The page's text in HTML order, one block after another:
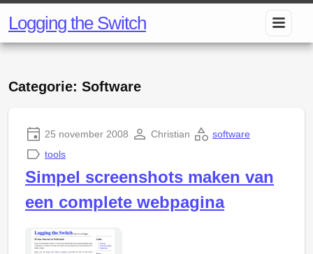
Logging the Switch
Categorie: Software
25 november 2008 Christian
software
tools
Simpel screenshots maken van
een complete webpagina